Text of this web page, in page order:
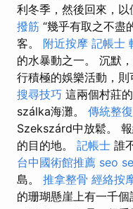
利冬季，然後回來，
撥筋 “幾乎有取之不盡
客。 附近按摩 記帳士
的水暴動之一。 沉默
行積極的娛樂活動，
搜尋技巧 這兩個村莊
szálka海灘。 傳統整
Szekszárd中放鬆。
的目的地。 記帳士 誰
台中國術館推薦 seo
島。 推拿整骨 經絡按
的珊瑚懸崖上有一千